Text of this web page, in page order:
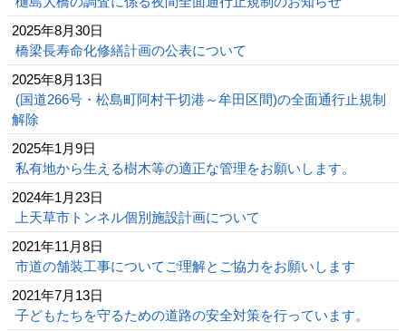
2025年8月30日
橋梁長寿命化修繕計画の公表について
2025年8月13日
(国道266号・松島町阿村干切港～牟田区間)の全面通行止規制
解除
2025年1月9日
私有地から生える樹木等の適正な管理をお願いします。
2024年1月23日
上天草市トンネル個別施設計画について
2021年11月8日
市道の舗装工事についてご理解とご協力をお願いします
2021年7月13日
子どもたちを守るための道路の安全対策を行っています。